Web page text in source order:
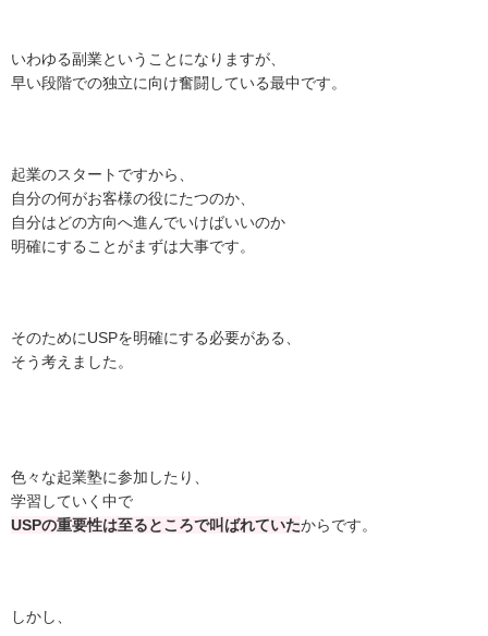
いわゆる副業ということになりますが、
早い段階での独立に向け奮闘している最中です。
起業のスタートですから、
自分の何がお客様の役にたつのか、
自分はどの方向へ進んでいけばいいのか
明確にすることがまずは大事です。
そのためにUSPを明確にする必要がある、
そう考えました。
色々な起業塾に参加したり、
学習していく中で
USPの重要性は至るところで叫ばれていたからです。
しかし、